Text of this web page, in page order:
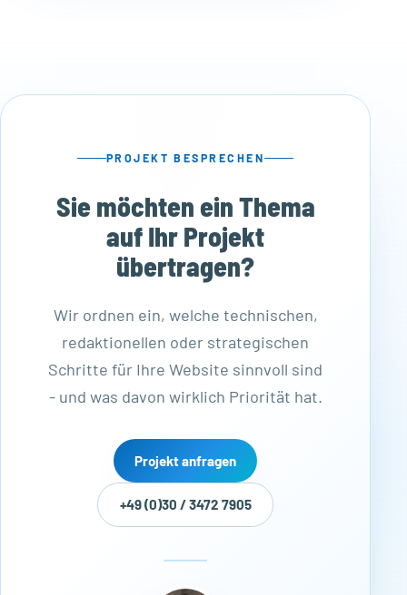
PROJEKT BESPRECHEN
Sie möchten ein Thema
auf Ihr Projekt
übertragen?
Wir ordnen ein, welche technischen,
redaktionellen oder strategischen
Schritte für Ihre Website sinnvoll sind
- und was davon wirklich Priorität hat.
Projekt anfragen
+49 (0)30 / 3472 7905